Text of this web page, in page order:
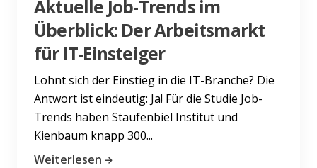
Aktuelle Job-Trends im
Überblick: Der Arbeitsmarkt
für IT-Einsteiger
Lohnt sich der Einstieg in die IT-Branche? Die
Antwort ist eindeutig: Ja! Für die Studie Job-
Trends haben Staufenbiel Institut und
Kienbaum knapp 300...
Weiterlesen